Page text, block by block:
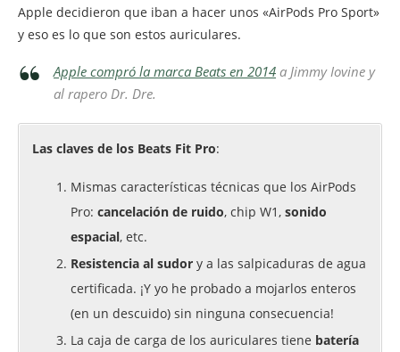
Apple decidieron que iban a hacer unos «AirPods Pro Sport»
y eso es lo que son estos auriculares.
Apple compró la marca Beats en 2014 a Jimmy Iovine y
al rapero Dr. Dre.
Las claves de los Beats Fit Pro:
Mismas características técnicas que los AirPods
Pro: cancelación de ruido, chip W1, sonido
espacial, etc.
Resistencia al sudor y a las salpicaduras de agua
certificada. ¡Y yo he probado a mojarlos enteros
(en un descuido) sin ninguna consecuencia!
La caja de carga de los auriculares tiene batería